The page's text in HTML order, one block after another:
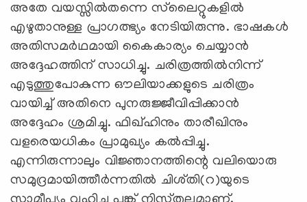
അതേ വയസ്സില്‍തന്നെ സ്‌ലൈറ്റുകളില്‍
എഴുതാനുള്ള പ്രാഗത്ഭ്യം നേടിയിരുന്നു. ഭാഷകള്‍
അതിസമര്‍ഥമായി കൈകാര്യം ചെയ്യാന്‍
അദ്ദേഹത്തിന് സാധിച്ചു. ചരിത്രത്തില്‍നിന്ന്
എടുത്തുപോകുന്ന ഔലിയാക്കളുടെ ചരിത്രം
വായിച്ച് അതിനെ പുനരുജ്ജീവിപ്പിക്കാന്‍
അദ്ദേഹം ശ്രമിച്ചു. ഫിഖ്ഹിനും താരീഖിനും
വളരെയധികം പ്രാമുഖ്യം കല്‍പ്പിച്ചു.
എന്നിരുന്നാലും വിജ്ഞാനത്തിന്റെ വലിയൊരു
സമുദ്രമായിത്തീര്‍ന്നതില്‍ ചിശ്തി(റ)യുടെ